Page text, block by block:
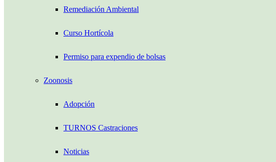
Remediación Ambiental
Curso Hortícola
Permiso para expendio de bolsas
Zoonosis
Adopción
TURNOS Castraciones
Noticias